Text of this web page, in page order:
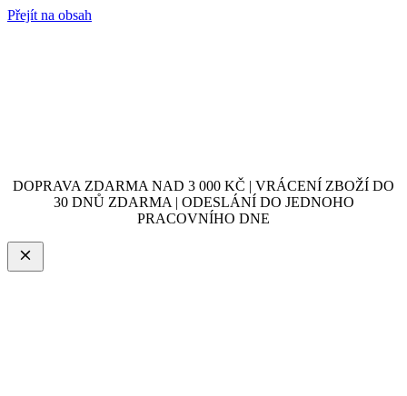
Přejít na obsah
DOPRAVA ZDARMA NAD 3 000 KČ | VRÁCENÍ ZBOŽÍ DO
30 DNŮ ZDARMA | ODESLÁNÍ DO JEDNOHO
PRACOVNÍHO DNE